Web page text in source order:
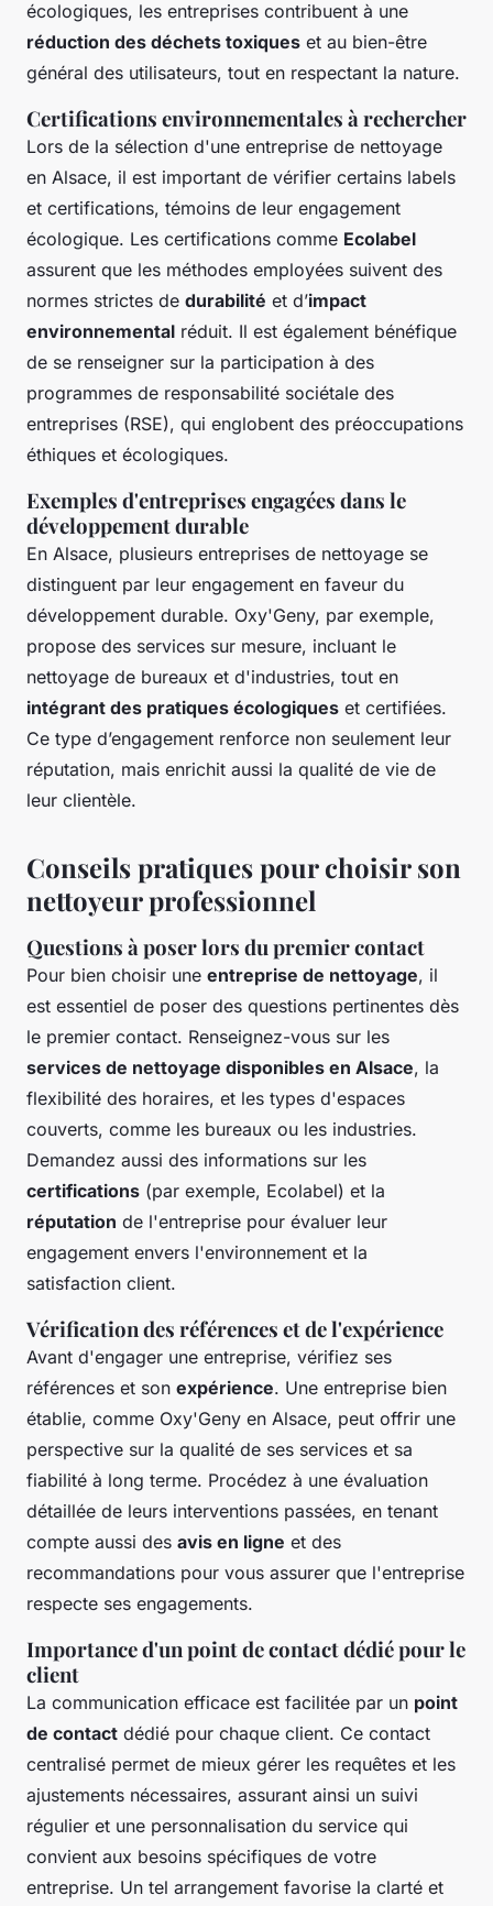
écologiques, les entreprises contribuent à une
réduction des déchets toxiques et au bien-être
général des utilisateurs, tout en respectant la nature.
Certifications environnementales à rechercher
Lors de la sélection d'une entreprise de nettoyage
en Alsace, il est important de vérifier certains labels
et certifications, témoins de leur engagement
écologique. Les certifications comme Ecolabel
assurent que les méthodes employées suivent des
normes strictes de durabilité et d’impact
environnemental réduit. Il est également bénéfique
de se renseigner sur la participation à des
programmes de responsabilité sociétale des
entreprises (RSE), qui englobent des préoccupations
éthiques et écologiques.
Exemples d'entreprises engagées dans le
développement durable
En Alsace, plusieurs entreprises de nettoyage se
distinguent par leur engagement en faveur du
développement durable. Oxy'Geny, par exemple,
propose des services sur mesure, incluant le
nettoyage de bureaux et d'industries, tout en
intégrant des pratiques écologiques et certifiées.
Ce type d’engagement renforce non seulement leur
réputation, mais enrichit aussi la qualité de vie de
leur clientèle.
Conseils pratiques pour choisir son
nettoyeur professionnel
Questions à poser lors du premier contact
Pour bien choisir une entreprise de nettoyage, il
est essentiel de poser des questions pertinentes dès
le premier contact. Renseignez-vous sur les
services de nettoyage disponibles en Alsace, la
flexibilité des horaires, et les types d'espaces
couverts, comme les bureaux ou les industries.
Demandez aussi des informations sur les
certifications (par exemple, Ecolabel) et la
réputation de l'entreprise pour évaluer leur
engagement envers l'environnement et la
satisfaction client.
Vérification des références et de l'expérience
Avant d'engager une entreprise, vérifiez ses
références et son expérience. Une entreprise bien
établie, comme Oxy'Geny en Alsace, peut offrir une
perspective sur la qualité de ses services et sa
fiabilité à long terme. Procédez à une évaluation
détaillée de leurs interventions passées, en tenant
compte aussi des avis en ligne et des
recommandations pour vous assurer que l'entreprise
respecte ses engagements.
Importance d'un point de contact dédié pour le
client
La communication efficace est facilitée par un point
de contact dédié pour chaque client. Ce contact
centralisé permet de mieux gérer les requêtes et les
ajustements nécessaires, assurant ainsi un suivi
régulier et une personnalisation du service qui
convient aux besoins spécifiques de votre
entreprise. Un tel arrangement favorise la clarté et